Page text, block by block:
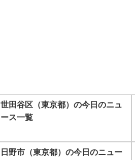
世田谷区（東京都）の今日のニュ
ース一覧
日野市（東京都）の今日のニュー